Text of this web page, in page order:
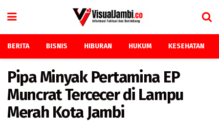
BERITA BISNIS HIBURAN HUKUM KESEHATAN
Pipa Minyak Pertamina EP
Muncrat Tercecer di Lampu
Merah Kota Jambi